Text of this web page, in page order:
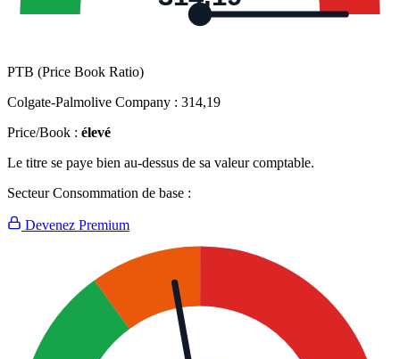
PTB (Price Book Ratio)
Colgate-Palmolive Company : 314,19
Price/Book : élevé
Le titre se paye bien au-dessus de sa valeur comptable.
Secteur Consommation de base :
Devenez Premium